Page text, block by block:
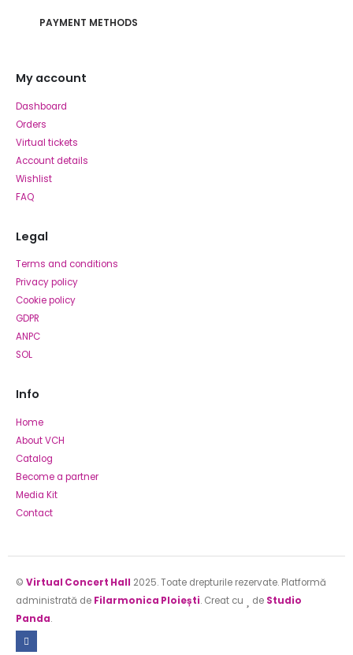
PAYMENT METHODS
My account
Dashboard
Orders
Virtual tickets
Account details
Wishlist
FAQ
Legal
Terms and conditions
Privacy policy
Cookie policy
GDPR
ANPC
SOL
Info
Home
About VCH
Catalog
Become a partner
Media Kit
Contact
© Virtual Concert Hall 2025. Toate drepturile rezervate. Platformă
administrată de Filarmonica Ploiești. Creat cu de Studio
Panda.